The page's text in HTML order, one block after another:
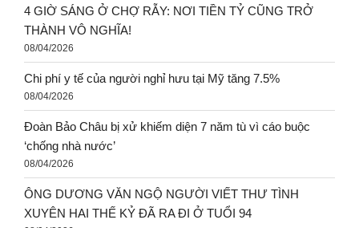
4 GIỜ SÁNG Ở CHỢ RẪY: NƠI TIỀN TỶ CŨNG TRỞ
THÀNH VÔ NGHĨA!
08/04/2026
Chi phí y tế của người nghỉ hưu tại Mỹ tăng 7.5%
08/04/2026
Đoàn Bảo Châu bị xử khiếm diện 7 năm tù vì cáo buộc
‘chống nhà nước’
08/04/2026
ÔNG DƯƠNG VĂN NGỘ NGƯỜI VIẾT THƯ TÌNH
XUYÊN HAI THẾ KỶ ĐÃ RA ĐI Ở TUỔI 94